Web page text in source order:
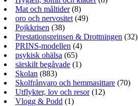
Mat och måltider(8)
oro och nervositet (49)
Pojkkrisen (38)
Prestationsprinsen & Drottningen (32)
PRINS-modellen (4)
psykisk ohälsa (65)
särskilt begåvade (1)
Skolan (883)
Skolfrånvaro och hemmasittare (70)
Utflykter, lov och resor(12)
Vlogg & Podd (1)